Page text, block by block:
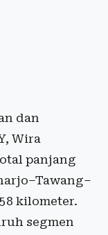
dan
Wira
panjang
kilometer.
segmen